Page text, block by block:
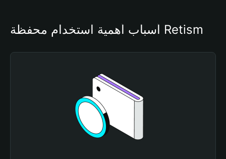
أسباب أهمية استخدام محفظة Retism